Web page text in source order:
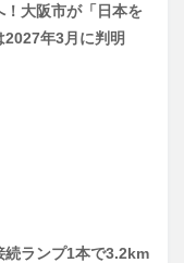
大阪市が「日本を
年3月に判明
続ランプ1本で3.2km